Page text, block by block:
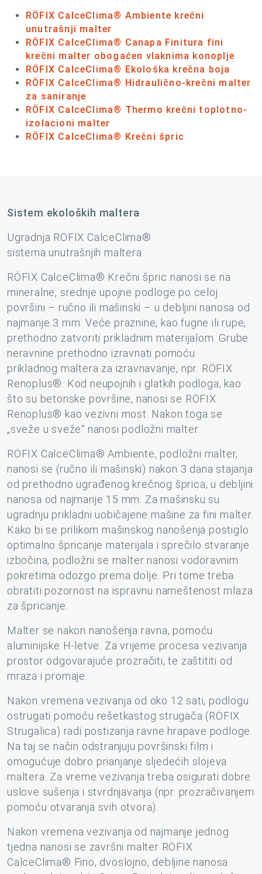
RÖFIX CalceClima® Ambiente krečni
unutrašnji malter
RÖFIX CalceClima® Canapa Finitura fini
krečni malter obogaćen vlaknima konoplje
RÖFIX CalceClima® Ekološka krečna boja
RÖFIX CalceClima® Hidraulično-krečni malter
za saniranje
RÖFIX CalceClima® Thermo krečni toplotno-
izolacioni malter
RÖFIX CalceClima® Krečni špric
Sistem ekoloških maltera
Ugradnja RÖFIX CalceClima®
sistema unutrašnjih maltera
RÖFIX CalceClima® Krečni špric nanosi se na
mineralne, srednje upojne podloge po celoj
površini – ručno ili mašinski – u debljini nanosa od
najmanje 3 mm. Veće praznine, kao fugne ili rupe,
prethodno zatvoriti prikladnim materijalom. Grube
neravnine prethodno izravnati pomoću
prikladnog maltera za izravnavanje, npr. RÖFIX
Renoplus®. Kod neupojnih i glatkih podloga, kao
što su betonske površine, nanosi se RÖFIX
Renoplus® kao vezivni most. Nakon toga se
„sveže u sveže“ nanosi podložni malter.
RÖFIX CalceClima® Ambiente, podložni malter,
nanosi se (ručno ili mašinski) nakon 3 dana stajanja
od prethodno ugrađenog krečnog šprica, u debljini
nanosa od najmanje 15 mm. Za mašinsku su
ugradnju prikladni uobičajene mašine za fini malter.
Kako bi se prilikom mašinskog nanošenja postiglo
optimalno špricanje materijala i sprečilo stvaranje
izbočina, podložni se malter nanosi vodoravnim
pokretima odozgo prema dolje. Pri tome treba
obratiti pozornost na ispravnu nameštenost mlaza
za špricanje.
Malter se nakon nanošenja ravna, pomoću
aluminijske H-letve. Za vrijeme procesa vezivanja
prostor odgovarajuće prozračiti, te zaštititi od
mraza i promaje.
Nakon vremena vezivanja od oko 12 sati, podlogu
ostrugati pomoću rešetkastog strugača (RÖFIX
Strugalica) radi postizanja ravne hrapave podloge.
Na taj se način odstranjuju površinski film i
omogućuje dobro prianjanje sljedećih slojeva
maltera. Za vreme vezivanja treba osigurati dobre
uslove sušenja i stvrdnjavanja (npr. prozračivanjem
pomoću otvaranja svih otvora).
Nakon vremena vezivanja od najmanje jednog
tjedna nanosi se završni malter RÖFIX
CalceClima® Fino, dvoslojno, debljine nanosa